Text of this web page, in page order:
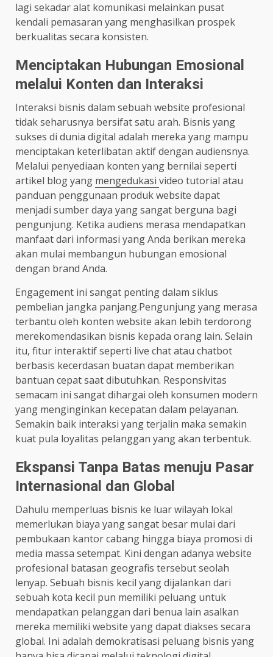
lagi sekadar alat komunikasi melainkan pusat
kendali pemasaran yang menghasilkan prospek
berkualitas secara konsisten.
Menciptakan Hubungan Emosional
melalui Konten dan Interaksi
Interaksi bisnis dalam sebuah website profesional
tidak seharusnya bersifat satu arah. Bisnis yang
sukses di dunia digital adalah mereka yang mampu
menciptakan keterlibatan aktif dengan audiensnya.
Melalui penyediaan konten yang bernilai seperti
artikel blog yang mengedukasi video tutorial atau
panduan penggunaan produk website dapat
menjadi sumber daya yang sangat berguna bagi
pengunjung. Ketika audiens merasa mendapatkan
manfaat dari informasi yang Anda berikan mereka
akan mulai membangun hubungan emosional
dengan brand Anda.
Engagement ini sangat penting dalam siklus
pembelian jangka panjang.Pengunjung yang merasa
terbantu oleh konten website akan lebih terdorong
merekomendasikan bisnis kepada orang lain. Selain
itu, fitur interaktif seperti live chat atau chatbot
berbasis kecerdasan buatan dapat memberikan
bantuan cepat saat dibutuhkan. Responsivitas
semacam ini sangat dihargai oleh konsumen modern
yang menginginkan kecepatan dalam pelayanan.
Semakin baik interaksi yang terjalin maka semakin
kuat pula loyalitas pelanggan yang akan terbentuk.
Ekspansi Tanpa Batas menuju Pasar
Internasional dan Global
Dahulu memperluas bisnis ke luar wilayah lokal
memerlukan biaya yang sangat besar mulai dari
pembukaan kantor cabang hingga biaya promosi di
media massa setempat. Kini dengan adanya website
profesional batasan geografis tersebut seolah
lenyap. Sebuah bisnis kecil yang dijalankan dari
sebuah kota kecil pun memiliki peluang untuk
mendapatkan pelanggan dari benua lain asalkan
mereka memiliki website yang dapat diakses secara
global. Ini adalah demokratisasi peluang bisnis yang